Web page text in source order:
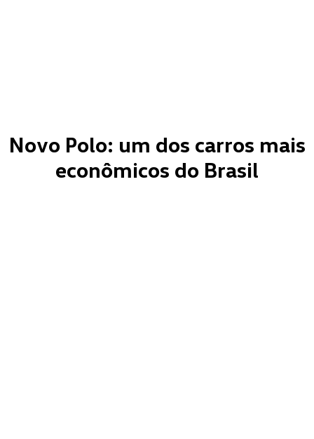
Novo Polo: um dos carros mais
econômicos do Brasil